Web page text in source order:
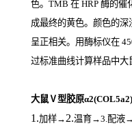
色。 TMB 在 HRP 酶的催
成最终的黄色。颜色的
呈正相关。用酶标仪在
过标准曲线计算样品中
大鼠Ⅴ型胶原
1.加样→ 2.温育→3.配液